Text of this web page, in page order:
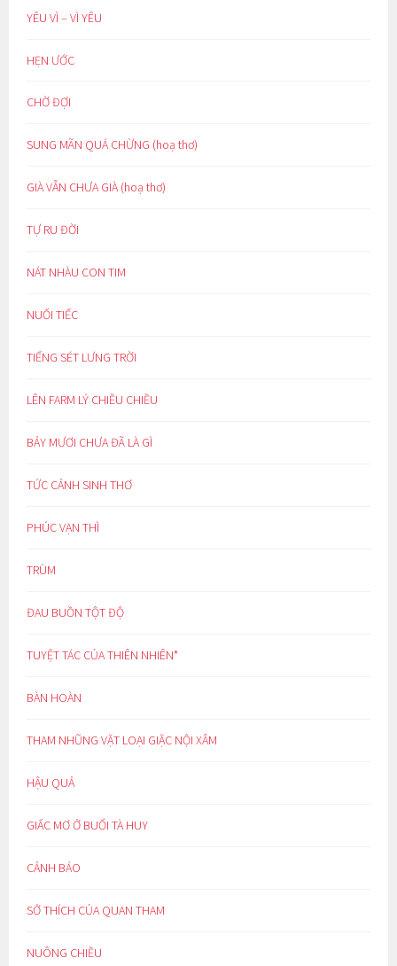
YÊU VÌ – VÌ YÊU
HẸN ƯỚC
CHỜ ĐỢI
SUNG MÃN QUÁ CHỪNG (hoạ thơ)
GIÀ VẪN CHƯA GIÀ (hoạ thơ)
TỰ RU ĐỜI
NÁT NHÀU CON TIM
NUỐI TIẾC
TIẾNG SÉT LƯNG TRỜI
LÊN FARM LÝ CHIỀU CHIỀU
BẢY MƯƠI CHƯA ĐÃ LÀ GÌ
TỨC CẢNH SINH THƠ
PHÚC VẠN THÌ
TRÙM
ĐAU BUỒN TỘT ĐỘ
TUYỆT TÁC CỦA THIÊN NHIÊN*
BÀN HOÀN
THAM NHŨNG VẶT LOẠI GIẶC NỘI XÂM
HẬU QUẢ
GIẤC MƠ Ở BUỔI TÀ HUY
CẢNH BÁO
SỞ THÍCH CỦA QUAN THAM
NUÔNG CHIỀU